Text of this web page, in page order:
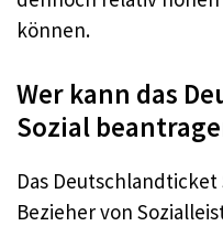
können.
Wer kann das
Sozial
Das
Bezieher von